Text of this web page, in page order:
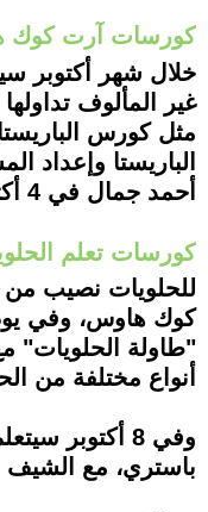
كورسات آرت كوك
خلال شهر أكتوبر
غير المألوف
مثل كورس
الباريستا وإعداد
أحمد جمال في 4 أكتوبر.
كورسات تعلم
للحلويات نصيب
"طاولة الحلويات"
أنواع مختلفة من
وفي 8 أكتوبر
باستري، مع